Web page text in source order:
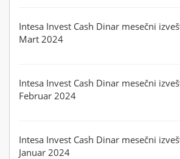
Intesa Invest Cash Dinar mesečni
Mart 2024
Intesa Invest Cash Dinar mesečni
Februar 2024
Intesa Invest Cash Dinar mesečni
Januar 2024